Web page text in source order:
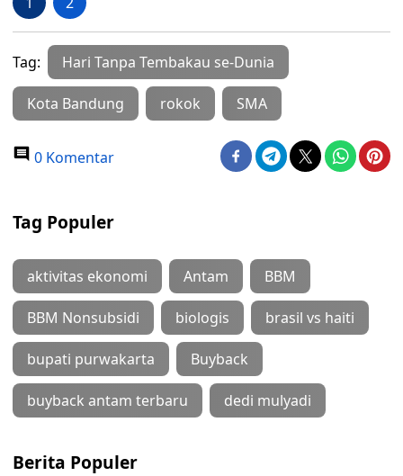
Tag: Hari Tanpa Tembakau se-Dunia
Kota Bandung rokok SMA
0 Komentar
Tag Populer
aktivitas ekonomi Antam BBM
BBM Nonsubsidi biologis brasil vs haiti
bupati purwakarta Buyback
buyback antam terbaru dedi mulyadi
Berita Populer